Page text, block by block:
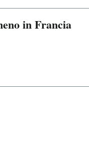
in Francia